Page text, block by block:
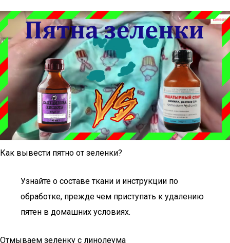
Как вывести пятно от зеленки?
Узнайте о составе ткани и инструкции по
обработке, прежде чем приступать к удалению
пятен в домашних условиях.
Отмываем зеленку с линолеума